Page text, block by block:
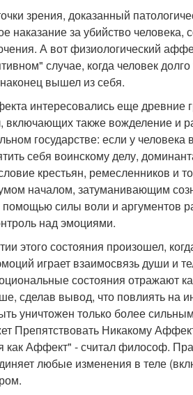
зрения, доказанный
наказание за убийство
А вот физиологический
случае, когда человек
вышел из себя.
интересовались еще древние
также вожделение и
государстве: если у
себя воинскому делу,
крестьян, ремесленников и
началом, затуманивающим
помощью силы воли и аргументов
над эмоциями.
этого состояния произошел,
играет взаимосвязь души и
состояния отражают
сделав вывод, что повлиять на
уничтожен только более
Препятствовать Никакому
как Аффект" - считал философ.
любые изменения в теле